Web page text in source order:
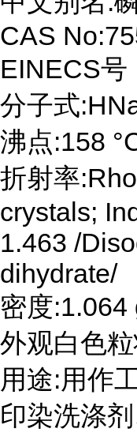
CAS
EINECS号
分子式
沸点:158
折射率
crystals;
1.463 /
dihydrate/
密度:1.064
外观白色
用途:用作
印染洗涤